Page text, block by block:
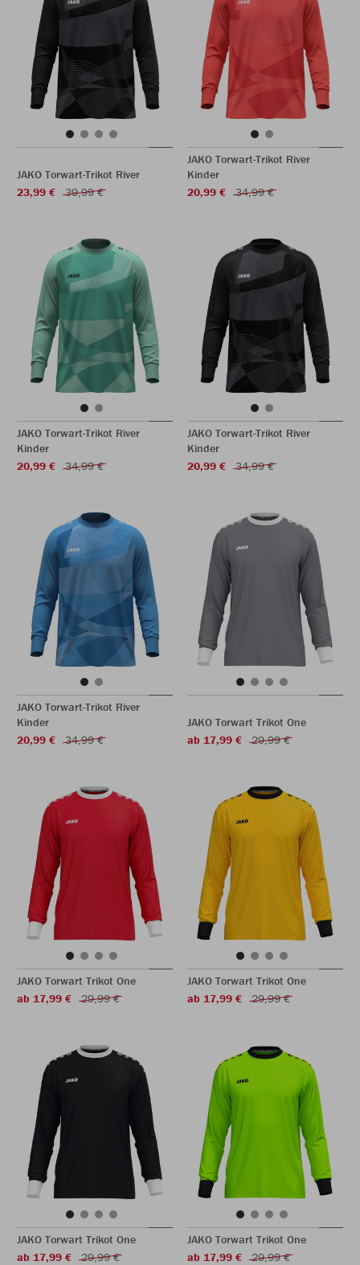
JAKO Torwart-Trikot River
23,99 €
39,99 €
JAKO Torwart-Trikot River
Kinder
20,99 €
34,99 €
JAKO Torwart-Trikot River
Kinder
20,99 €
34,99 €
JAKO Torwart-Trikot River
Kinder
20,99 €
34,99 €
JAKO Torwart-Trikot River
Kinder
20,99 €
34,99 €
JAKO Torwart Trikot One
ab 17,99 €
29,99 €
JAKO Torwart Trikot One
ab 17,99 €
29,99 €
JAKO Torwart Trikot One
ab 17,99 €
29,99 €
JAKO Torwart Trikot One
ab 17,99 €
29,99 €
JAKO Torwart Trikot One
ab 17,99 €
29,99 €